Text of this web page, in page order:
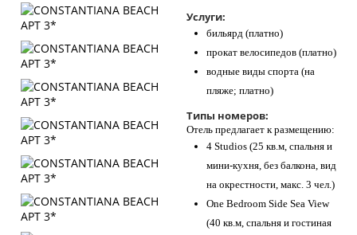
Услуги:
бильярд (платно)
прокат велосипедов (платно)
водные виды спорта (на
пляже; платно)
Типы номеров:
Отель предлагает к размещению:
4 Studios (25 кв.м, спальня и
мини-кухня, без балкона, вид
на окрестности, макс. 3 чел.)
One Bedroom Side Sea View
(40 кв.м, спальня и гостиная